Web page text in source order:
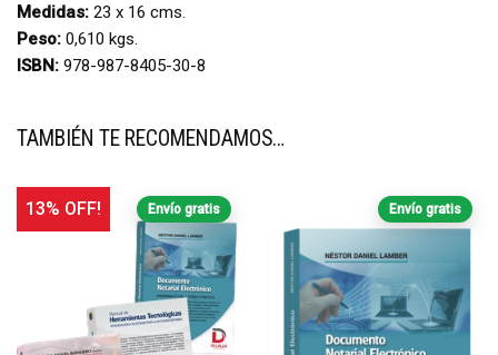
Medidas: 23 x 16 cms.
Peso: 0,610 kgs.
ISBN: 978-987-8405-30-8
TAMBIÉN TE RECOMENDAMOS…
Envío gratis
13% OFF! Envío gratis